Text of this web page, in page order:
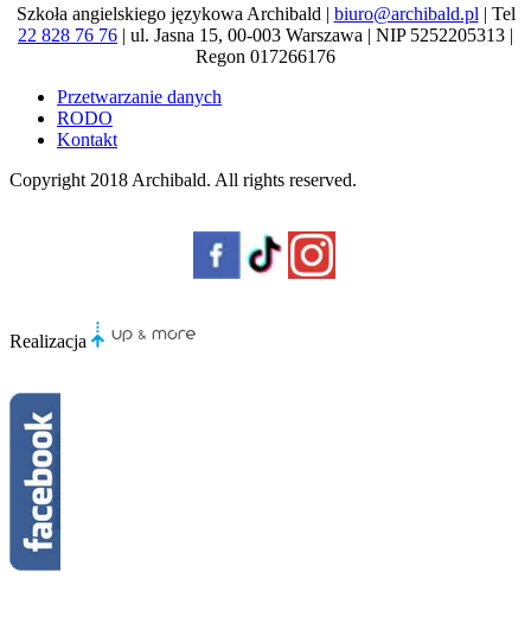
Szkoła angielskiego językowa Archibald | biuro@archibald.pl | Tel
22 828 76 76 | ul. Jasna 15, 00-003 Warszawa | NIP 5252205313 |
Regon 017266176
Przetwarzanie danych
RODO
Kontakt
Copyright 2018 Archibald. All rights reserved.
Realizacja